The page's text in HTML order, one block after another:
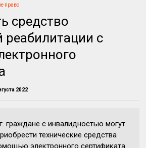
право
средство
реабилитации с
2022
граждане с инвалидностью могут
технические средства
электронного сертификата.